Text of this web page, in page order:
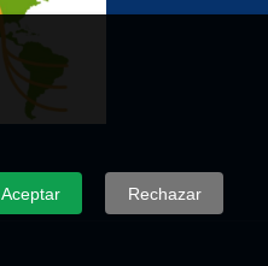
Aceptar Rechazar